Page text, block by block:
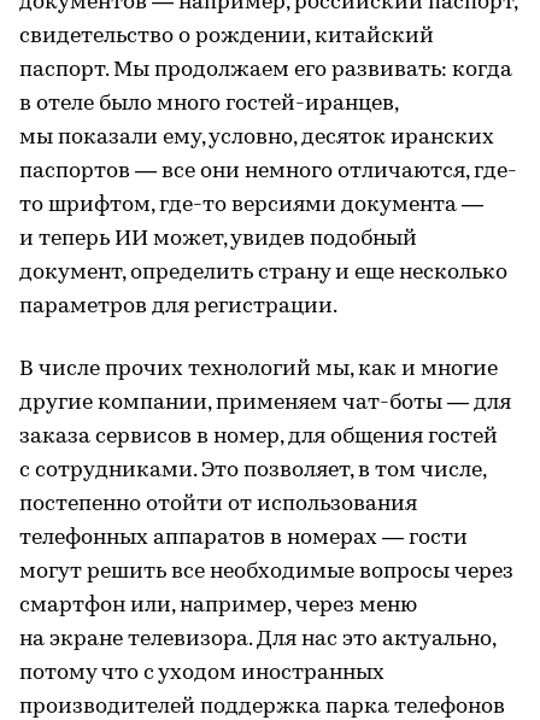
свидетельство о рождении, китайский
паспорт. Мы продолжаем его развивать: когда
в отеле было много гостей-иранцев,
мы показали ему, условно, десяток иранских
паспортов — все они немного отличаются, где-
то шрифтом, где-то версиями документа —
и теперь ИИ может, увидев подобный
документ, определить страну и еще несколько
параметров для регистрации.
В числе прочих технологий мы, как и многие
другие компании, применяем чат-боты — для
заказа сервисов в номер, для общения гостей
с сотрудниками. Это позволяет, в том числе,
постепенно отойти от использования
телефонных аппаратов в номерах — гости
могут решить все необходимые вопросы через
смартфон или, например, через меню
на экране телевизора. Для нас это актуально,
потому что с уходом иностранных
производителей поддержка парка телефонов